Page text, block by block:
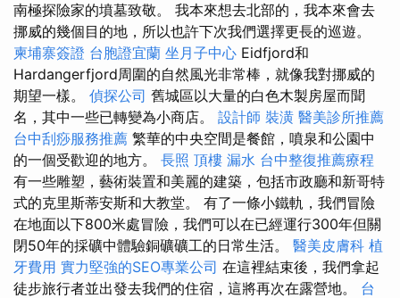
南極探險家的墳墓致敬。 我本來想去北部的，我本來會去
挪威的幾個目的地，所以也許下次我們選擇更長的巡遊。
柬埔寨簽證 台胞證宜蘭 坐月子中心 Eidfjord和
Hardangerfjord周圍的自然風光非常棒，就像我對挪威的
期望一樣。 偵探公司 舊城區以大量的白色木製房屋而聞
名，其中一些已轉變為小商店。 設計師 裝潢 醫美診所推薦
台中刮痧服務推薦 繁華的中央空間是餐館，噴泉和公園中
的一個受歡迎的地方。 長照 頂樓 漏水 台中整復推薦療程
有一些雕塑，藝術裝置和美麗的建築，包括市政廳和新哥特
式的克里斯蒂安斯和大教堂。 有了一條小鐵軌，我們冒險
在地面以下800米處冒險，我們可以在已經運行300年但關
閉50年的採礦中體驗銅礦礦工的日常生活。 醫美皮膚科 植
牙費用 實力堅強的SEO專業公司 在這裡結束後，我們拿起
徒步旅行者並出發去我們的住宿，這將再次在露營地。 台